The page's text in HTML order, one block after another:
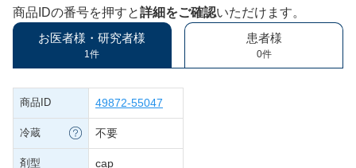
商品IDの番号を押すと詳細をご確認いただけます。
お医者様・研究者様
1件
患者様
0件
商品ID 49872-55047
冷蔵 不要
剤型 cap